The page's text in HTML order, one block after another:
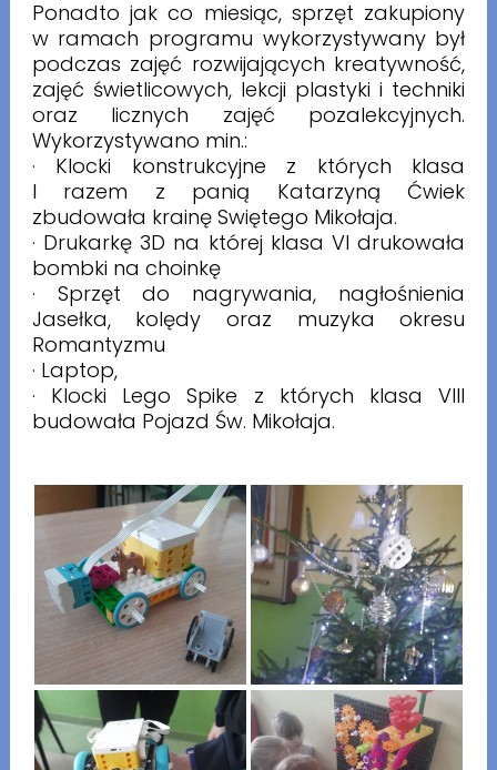
Ponadto jak co miesiąc, sprzęt zakupiony
w ramach programu wykorzystywany był
podczas zajęć rozwijających kreatywność,
zajęć świetlicowych, lekcji plastyki i techniki
oraz licznych zajęć pozalekcyjnych.
Wykorzystywano min.:
· Klocki konstrukcyjne z których klasa
I razem z panią Katarzyną Ćwiek
zbudowała krainę Swiętego Mikołaja.
· Drukarkę 3D na której klasa VI drukowała
bombki na choinkę
· Sprzęt do nagrywania, nagłośnienia
Jasełka, kolędy oraz muzyka okresu
Romantyzmu
· Laptop,
· Klocki Lego Spike z których klasa VIII
budowała Pojazd Św. Mikołaja.